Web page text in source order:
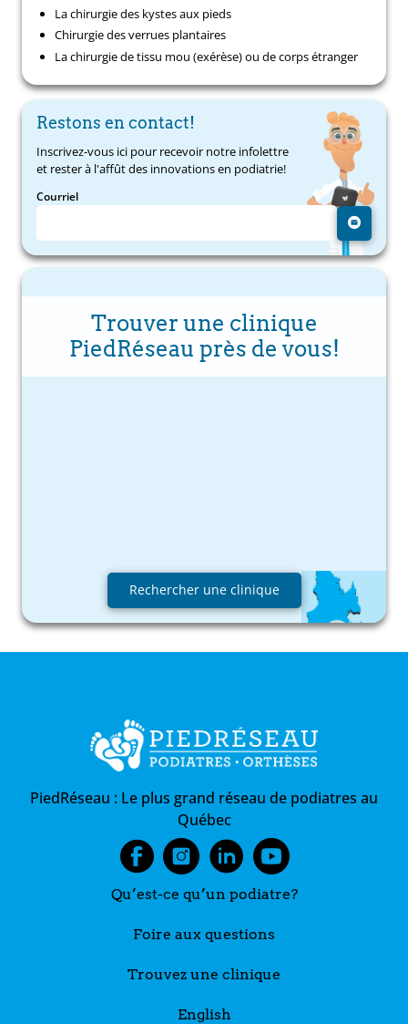
La chirurgie des kystes aux pieds
Chirurgie des verrues plantaires
La chirurgie de tissu mou (exérèse) ou de corps étranger
Restons en contact!
Inscrivez-vous ici pour recevoir notre infolettre
et rester à l'affût des innovations en podiatrie!
Courriel
Trouver une clinique
PiedRéseau près de vous!
Rechercher une clinique
PiedRéseau : Le plus grand réseau de podiatres au
Québec
Qu’est-ce qu’un podiatre?
Foire aux questions
Trouvez une clinique
English